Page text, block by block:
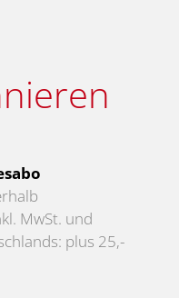
MwSt. und
plus 25,-